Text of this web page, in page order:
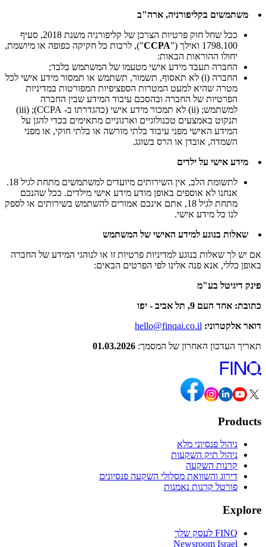
משתמשים בקליפורניה, ארה"ב
ככל שחל חוק פרטיות הצרכן של קליפורניה משנת 2018, סעיף
1798.100 ואילך ("
CCPA"), לרבות כל חקיקה כפופה או מיושמת,
יחולו ההוראות הבאות:
החברה תעבד מידע אישי מטעמו של המשתמש בלבד;
החברה (i) לא תאסוף, תשמור, תשתמש או תמסור מידע אישי לכל
מטרה שהיא למעט המטרות הספציפיות המפורטות במדיניות
הפרטיות של החברה ובהסכם עיבוד המידע שבין החברה
למשתמש; (ii) לא תמכור מידע אישי (כהגדרתו ב- CCPA); (iii)
תנקוט באמצעים טכנולוגיים וארגוניים מתאימים בכדי להגן על
המידע האישי מפני עיבוד בלתי מורשה או בלתי חוקי, או מפני
השמדה, אובדן או הרס בשוגג.
מידע אישי על ילדים
לתשומת הלב, אין השירותים מיועדים למשתמשים מתחת לגיל 18.
אנחנו לא אוספים באופן מודע מידע אישי מילדים. ככל שהנכם
מתחת לגיל 18, אתם אינכם אמורים להשתמש בשירותים או לספק
לנו כל מידע אישי.
שאלות בנוגע למידע האישי של המשתמש
אם יש לך שאלות בנוגע למדיניות פרטיות זו או לנוהגי המידע של החברה
באופן כללי, אנא פנה אלינו לפי הפרטים הבאים:
פינק דיגיטל בע"מ
כתובת: אחד העם 9, תל אביב - יפו
דואר אלקטרוני: hello@finqai.co.il
תאריך העדכון האחרון של המסמך: 01.03.2026
Products
ניהול פנסיוני מלא
ניהול תיק השקעות
קרנות השקעה
דירוג והשוואת מסלולי השקעה פנסיונים
פורטל קרנות נאמנות
Explore
FINQ לעסק שלך
Newsroom Israel